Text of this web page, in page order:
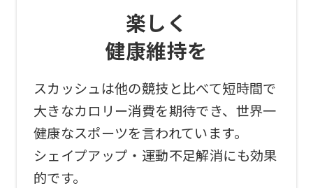
楽しく
健康維持を
スカッシュは他の競技と比べて短時間で
大きなカロリー消費を期待でき、世界一
健康なスポーツを言われています。
シェイプアップ・運動不足解消にも効果
的です。
Central
Sports
official
website
is
automatically
translated
into